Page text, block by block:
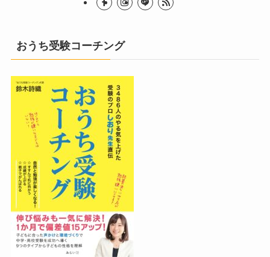
おうち受験コーチング